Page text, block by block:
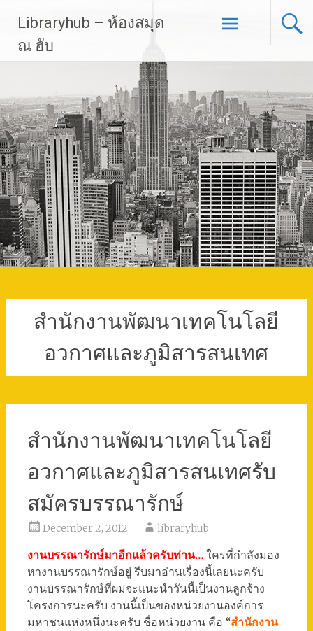
content
Libraryhub – ห้องสมุด
ณ ฮับ
สำนักงานพัฒนาเทคโนโลยี
อวกาศและภูมิสารสนเทศ
สำนักงานพัฒนาเทคโนโลยี
อวกาศและภูมิสารสนเทศรับ
สมัครบรรณารักษ์
December 2, 2012 libraryhub
งานบรรณารักษ์มาอีกแล้วครับท่าน…ใครที่กำลังมอง
หางานบรรณารักษ์อยู่ รีบมาอ่านเรื่องนี้เลยนะครับ
งานบรรณารักษ์ที่ผมจะแนะนำวันนี้เป็นงานลูกจ้าง
โครงการนะครับ งานนี้เป็นของหน่วยงานองค์การ
มหาชนแห่งหนึ่งนะครับ ชื่อหน่วยงาน คือ “สำนักงาน